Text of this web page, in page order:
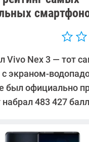
Vivo Nex 3 — тот
экраном-
был официально
483 427